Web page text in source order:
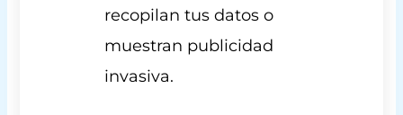
recopilan tus datos o
muestran publicidad
invasiva.